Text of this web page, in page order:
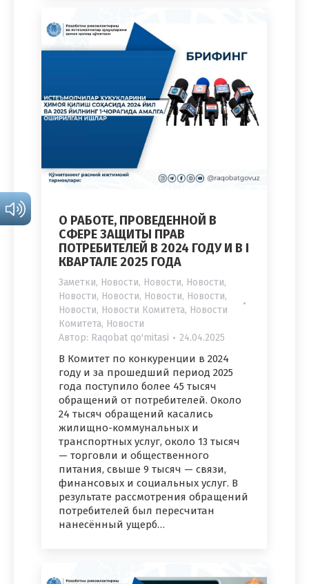
О РАБОТЕ, ПРОВЕДЕННОЙ В
СФЕРЕ ЗАЩИТЫ ПРАВ
ПОТРЕБИТЕЛЕЙ В 2024 ГОДУ И В I
КВАРТАЛЕ 2025 ГОДА
Заметки, Новости, Новости, Новости,
Новости, Новости, Новости, Новости,
Новости, Новости Комитета, Новости
Комитета, Новости
Автор: Raqobat qo'mitasi 24.04.2025
В Комитет по конкуренции в 2024
году и за прошедший период 2025
года поступило более 45 тысяч
обращений от потребителей. Около
24 тысяч обращений касались
жилищно-коммунальных и
транспортных услуг, около 13 тысяч
— торговли и общественного
питания, свыше 9 тысяч — связи,
финансовых и социальных услуг. В
результате рассмотрения обращений
потребителей был пересчитан
нанесённый ущерб…